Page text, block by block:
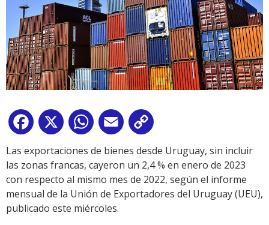
Facebook
X WhatsApp
Email
Link
Las exportaciones de bienes desde Uruguay, sin incluir
las zonas francas, cayeron un 2,4 % en enero de 2023
con respecto al mismo mes de 2022, según el informe
mensual de la Unión de Exportadores del Uruguay (UEU),
publicado este miércoles.